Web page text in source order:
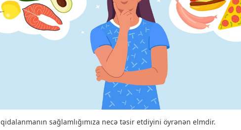
qidalanmanın sağlamlığımıza necə təsir etdiyini öyrənən elmdir.